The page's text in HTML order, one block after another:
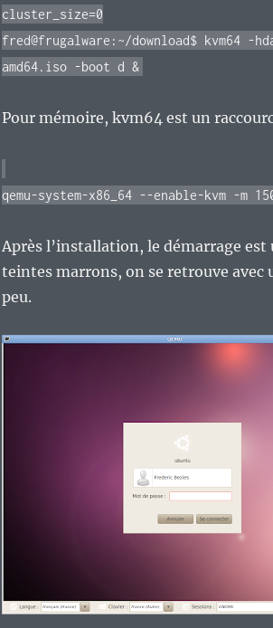
cluster_size=0
fred@frugalware:~/download$ kvm64
amd64.iso -boot d &
Pour mémoire, kvm64 est un
qemu-system-x86_64 --enable-kvm -
Après l’installation, le démarrage
teintes marrons, on se retrouve avec
peu.